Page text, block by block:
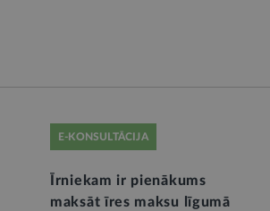
E-KONSULTĀCIJA
Īrniekam ir pienākums
maksāt īres maksu līgumā